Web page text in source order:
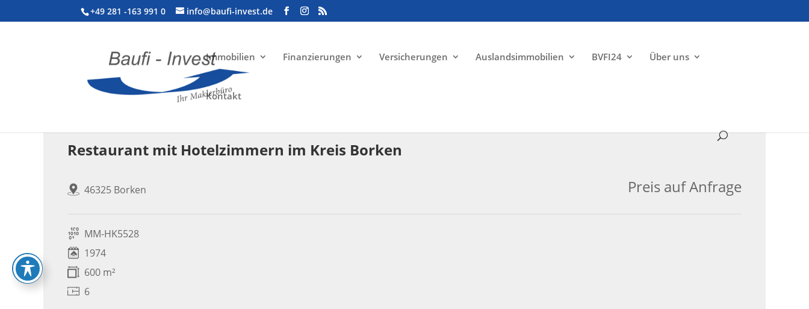
+49 281 -163 991 0 info@baufi-invest.de
Immobilien Finanzierungen Versicherungen Auslandsimmobilien BVFI24 Über uns
Kontakt
Restaurant mit Hotelzimmern im Kreis Borken
46325 Borken Preis auf Anfrage
MM-HK5528
1974
600 m²
6